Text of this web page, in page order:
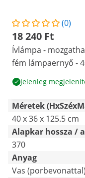
(0)
18 240 Ft
Ívlámpa -
fém lámpaernyő -
magasság: 125 cm
Jelenleg
Méretek
40 x 36 x 125.5 cm
Alapkar hossza /
370
Anyag
Vas (porbevonattal)